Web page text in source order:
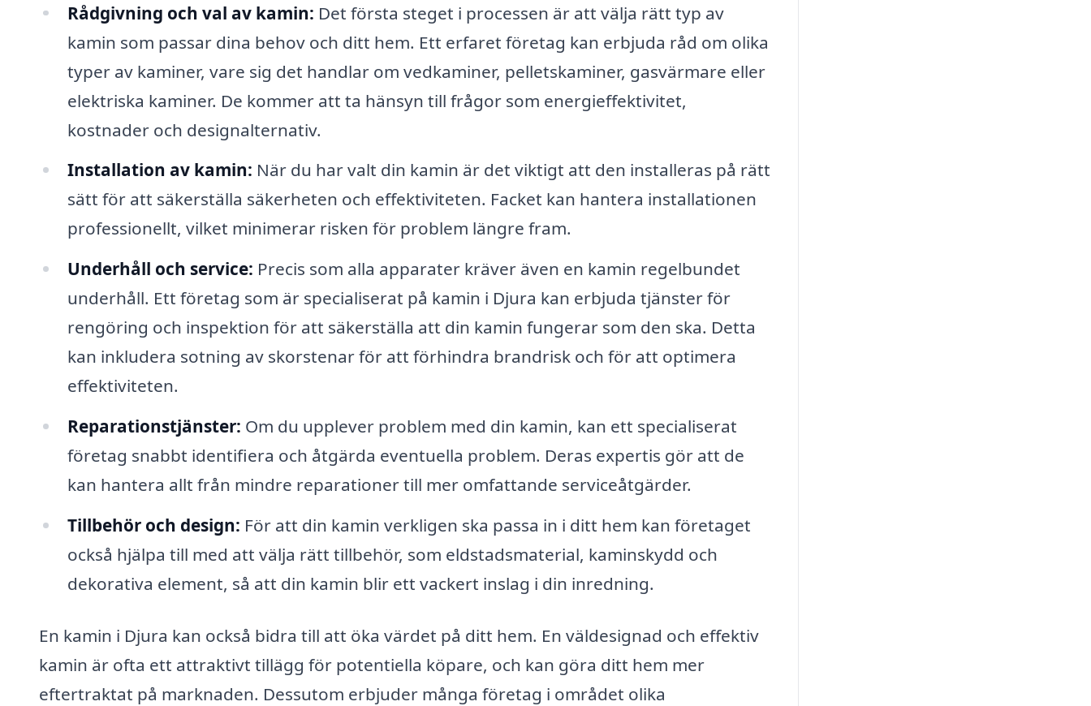
Rådgivning och val av kamin: Det första steget i processen är att välja rätt typ av
kamin som passar dina behov och ditt hem. Ett erfaret företag kan erbjuda råd om olika
typer av kaminer, vare sig det handlar om vedkaminer, pelletskaminer, gasvärmare eller
elektriska kaminer. De kommer att ta hänsyn till frågor som energieffektivitet,
kostnader och designalternativ.
Installation av kamin: När du har valt din kamin är det viktigt att den installeras på rätt
sätt för att säkerställa säkerheten och effektiviteten. Facket kan hantera installationen
professionellt, vilket minimerar risken för problem längre fram.
Underhåll och service: Precis som alla apparater kräver även en kamin regelbundet
underhåll. Ett företag som är specialiserat på kamin i Djura kan erbjuda tjänster för
rengöring och inspektion för att säkerställa att din kamin fungerar som den ska. Detta
kan inkludera sotning av skorstenar för att förhindra brandrisk och för att optimera
effektiviteten.
Reparationstjänster: Om du upplever problem med din kamin, kan ett specialiserat
företag snabbt identifiera och åtgärda eventuella problem. Deras expertis gör att de
kan hantera allt från mindre reparationer till mer omfattande serviceåtgärder.
Tillbehör och design: För att din kamin verkligen ska passa in i ditt hem kan företaget
också hjälpa till med att välja rätt tillbehör, som eldstadsmaterial, kaminskydd och
dekorativa element, så att din kamin blir ett vackert inslag i din inredning.
En kamin i Djura kan också bidra till att öka värdet på ditt hem. En väldesignad och effektiv
kamin är ofta ett attraktivt tillägg för potentiella köpare, och kan göra ditt hem mer
eftertraktat på marknaden. Dessutom erbjuder många företag i området olika